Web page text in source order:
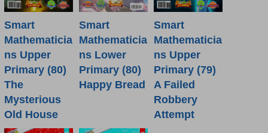
Smart
Mathematicia
ns Upper
Primary (80)
The
Mysterious
Old House
Smart
Mathematicia
ns Lower
Primary (80)
Happy Bread
Smart
Mathematicia
ns Upper
Primary (79)
A Failed
Robbery
Attempt